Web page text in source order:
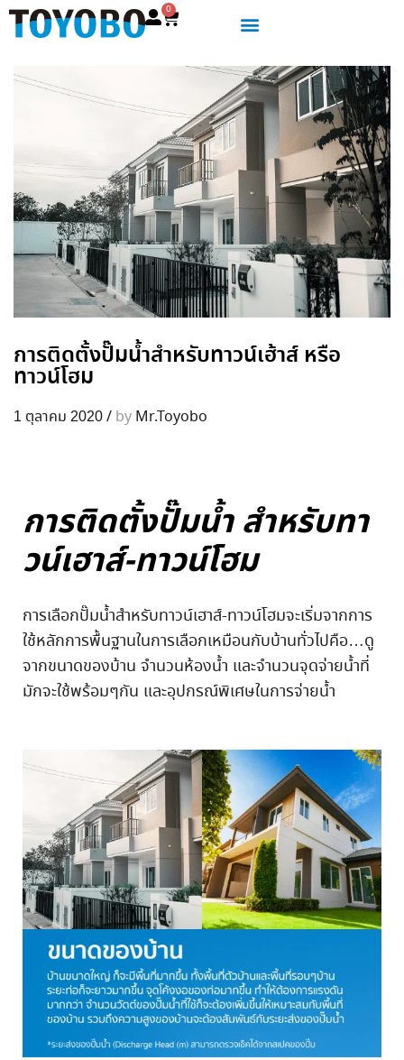
0
การติดตั้งปั๊มน้ำสำหรับทาวน์เฮ้าส์ หรือ
ทาวน์โฮม
1 ตุลาคม 2020/ by Mr.Toyobo
การติดตั้งปั๊มน้ำ สำหรับทา
วน์เฮาส์-ทาวน์โฮม
การเลือกปั๊มน้ำสำหรับทาวน์เฮาส์-ทาวน์โฮมจะเริ่มจากการ
ใช้หลักการพื้นฐานในการเลือกเหมือนกับบ้านทั่วไปคือ…ดู
จากขนาดของบ้าน จำนวนห้องน้ำ และจำนวนจุดจ่ายน้ำที่
มักจะใช้พร้อมๆกัน และอุปกรณ์พิเศษในการจ่ายน้ำ